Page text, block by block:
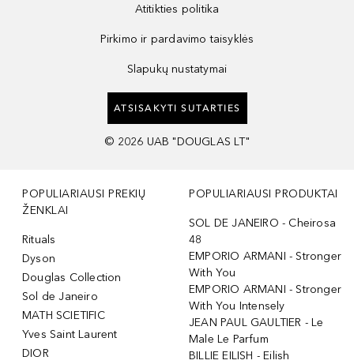
Atitikties politika
Pirkimo ir pardavimo taisyklės
Slapukų nustatymai
ATSISAKYTI SUTARTIES
© 2026 UAB "DOUGLAS LT"
POPULIARIAUSI PREKIŲ
ŽENKLAI
Rituals
Dyson
Douglas Collection
Sol de Janeiro
MATH SCIETIFIC
Yves Saint Laurent
DIOR
POPULIARIAUSI PRODUKTAI
SOL DE JANEIRO - Cheirosa
48
EMPORIO ARMANI - Stronger
With You
EMPORIO ARMANI - Stronger
With You Intensely
JEAN PAUL GAULTIER - Le
Male Le Parfum
BILLIE EILISH - Eilish